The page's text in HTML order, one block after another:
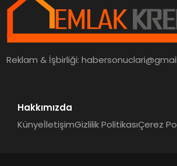
Reklam & İşbirliği:
Hakkımızda
KünyeİletişimGizlilik PolitikasıÇerez